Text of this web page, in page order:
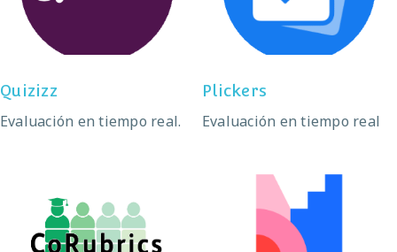
Quizizz
Evaluación en tiempo real.
Plickers
Evaluación en tiempo real
Corubrics Mentimeter